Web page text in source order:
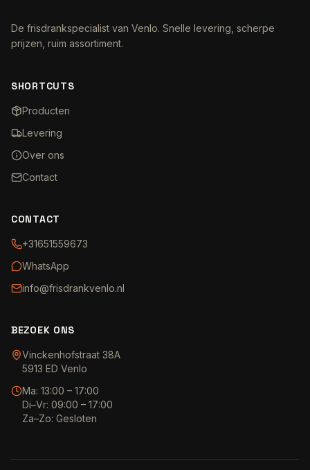
De frisdrankspecialist van Venlo. Snelle levering, scherpe
prijzen, ruim assortiment.
SHORTCUTS
Producten
Levering
Over ons
Contact
CONTACT
+31651559673
WhatsApp
info@frisdrankvenlo.nl
BEZOEK ONS
Vinckenhofstraat 38A
5913 ED Venlo
Ma: 13:00 – 17:00
Di–Vr: 09:00 – 17:00
Za–Zo: Gesloten